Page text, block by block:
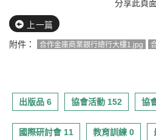
分享此頁
上一篇
附件：
合作金庫商業銀行總行大樓1.jpg
出版品 6 協會活動 152 協
國際研討會 11 教育訓練 0